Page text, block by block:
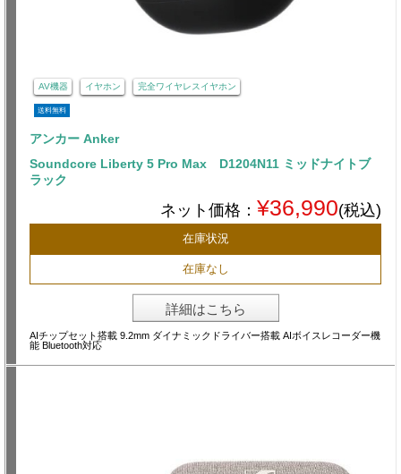
AV機器 イヤホン 完全ワイヤレスイヤホン
送料無料
アンカー Anker
Soundcore Liberty 5 Pro Max D1204N11 ミッドナイトブ
ラック
ネット価格： ¥36,990(税込)
在庫状況
在庫なし
詳細はこちら
AIチップセット搭載 9.2mm ダイナミックドライバー搭載 AIボイスレコーダー機
能 Bluetooth対応